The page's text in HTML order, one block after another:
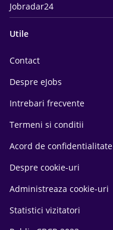
Jobradar24
Utile
Contact
Despre eJobs
Intrebari frecvente
Termeni si conditii
Acord de confidentialitate
Despre cookie-uri
Administreaza cookie-uri
Statistici vizitatori